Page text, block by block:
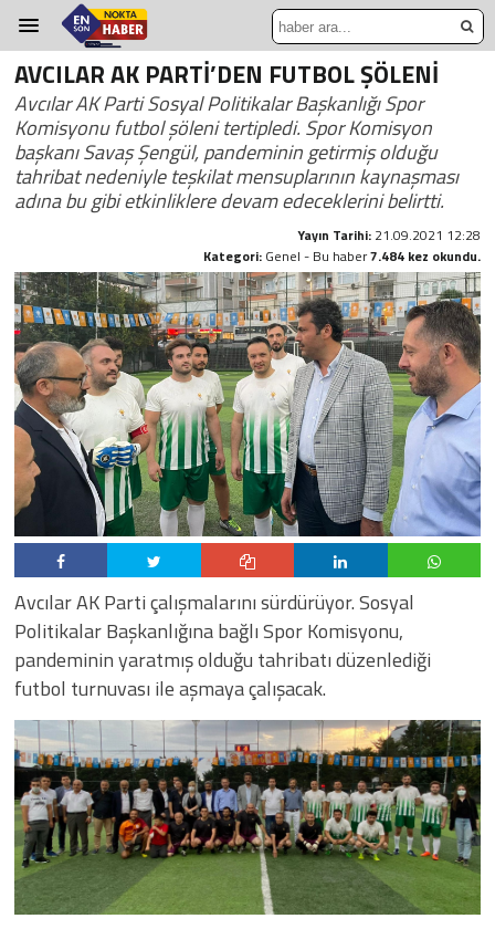
AVCILAR AK PARTİ’DEN FUTBOL ŞÖLENİ
Avcılar AK Parti Sosyal Politikalar Başkanlığı Spor
Komisyonu futbol şöleni tertipledi. Spor Komisyon
başkanı Savaş Şengül, pandeminin getirmiş olduğu
tahribat nedeniyle teşkilat mensuplarının kaynaşması
adına bu gibi etkinliklere devam edeceklerini belirtti.
Yayın Tarihi: 21.09.2021 12:28
Kategori: Genel - Bu haber7.484 kez okundu.
Avcılar AK Parti çalışmalarını sürdürüyor. Sosyal
Politikalar Başkanlığına bağlı Spor Komisyonu,
pandeminin yaratmış olduğu tahribatı düzenlediği
futbol turnuvası ile aşmaya çalışacak.